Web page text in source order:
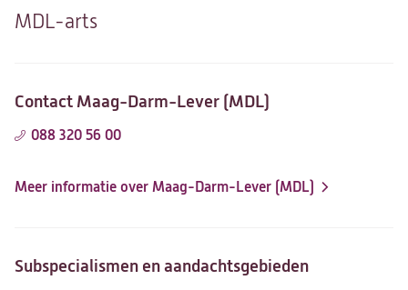
MDL-arts
Contact Maag-Darm-Lever (MDL)
088 320 56 00
Meer informatie over Maag-Darm-Lever (MDL)
Subspecialismen en aandachtsgebieden